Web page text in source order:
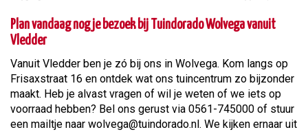
Plan vandaag nog je bezoek bij Tuindorado Wolvega vanuit
Vledder
Vanuit Vledder ben je zó bij ons in Wolvega. Kom langs op
Frisaxstraat 16 en ontdek wat ons tuincentrum zo bijzonder
maakt. Heb je alvast vragen of wil je weten of we iets op
voorraad hebben? Bel ons gerust via 0561-745000 of stuur
een mailtje naar wolvega@tuindorado.nl. We kijken ernaar uit